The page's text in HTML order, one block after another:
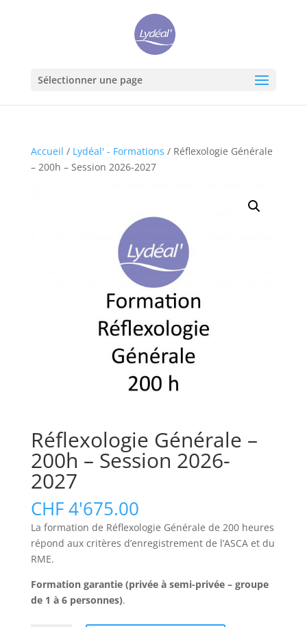
Sélectionner une page
Accueil / Lydéal' - Formations / Réflexologie Générale
– 200h – Session 2026-2027
Réflexologie Générale –
200h – Session 2026-
2027
CHF4'675.00
La formation de Réflexologie Générale de 200 heures
répond aux critères d’enregistrement de l’ASCA et du
RME.
Formation garantie (privée à semi-privée – groupe
de 1 à 6 personnes).